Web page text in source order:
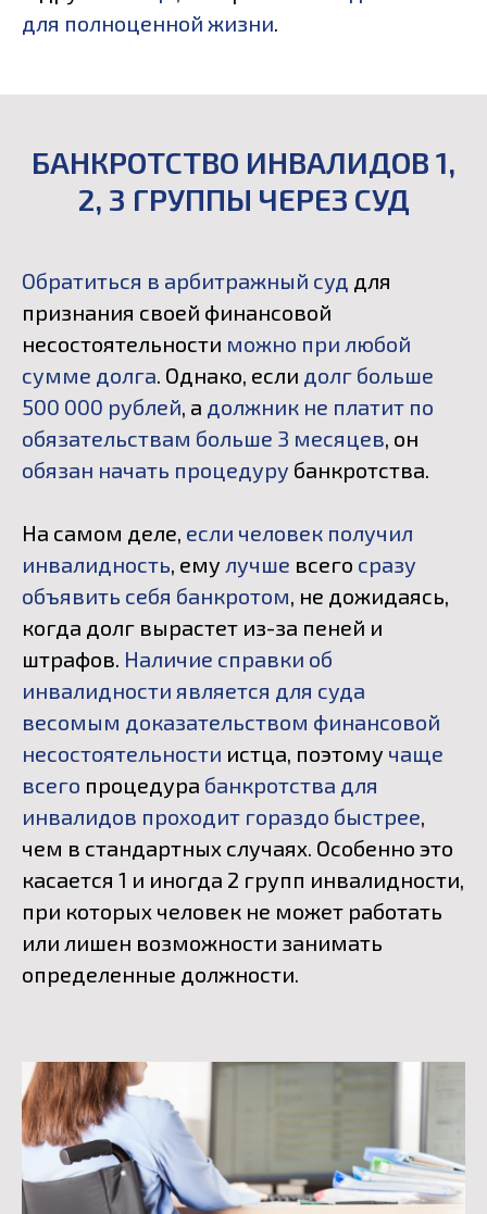
для полноценной жизни.
БАНКРОТСТВО ИНВАЛИДОВ 1,
2, 3 ГРУППЫ ЧЕРЕЗ СУД
Обратиться в арбитражный суд для
признания своей финансовой
несостоятельности можно при любой
сумме долга. Однако, если долг больше
500 000 рублей, а должник не платит по
обязательствам больше 3 месяцев, он
обязан начать процедуру банкротства.
На самом деле, если человек получил
инвалидность, ему лучше всего сразу
объявить себя банкротом, не дожидаясь,
когда долг вырастет из-за пеней и
штрафов. Наличие справки об
инвалидности является для суда
весомым доказательством финансовой
несостоятельности истца, поэтому чаще
всего процедура банкротства для
инвалидов проходит гораздо быстрее,
чем в стандартных случаях. Особенно это
касается 1 и иногда 2 групп инвалидности,
при которых человек не может работать
или лишен возможности занимать
определенные должности.